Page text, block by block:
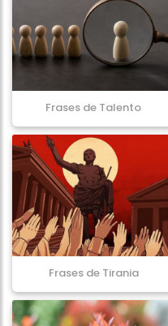
Frases de Talento
Frases de Tirania